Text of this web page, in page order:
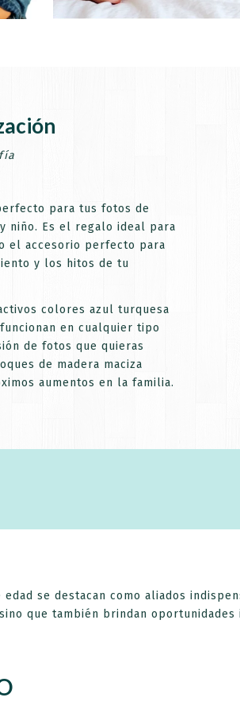
para tus fotos de
niño. Es el regalo ideal para
el accesorio perfecto para
y los hitos de tu
colores azul turquesa
en cualquier tipo
de fotos que quieras
de madera maciza
aumentos en la familia.
se destacan como aliados
que también brindan
y novedades!
código de descuento para tu primera
10% DTO.
ofertas y novedades